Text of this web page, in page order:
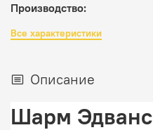
Производство:
Все характеристики
Описание
Шарм Эдванс